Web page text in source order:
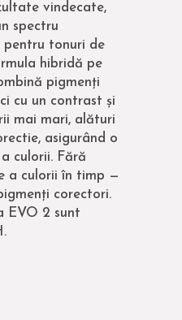
vindecate,
spectru
pentru tonuri de
hibridă pe
pigmenți
cu un contrast și
mai mari, alături
asigurând o
culorii. Fără
a culorii în timp —
corectori.
EVO 2 sunt